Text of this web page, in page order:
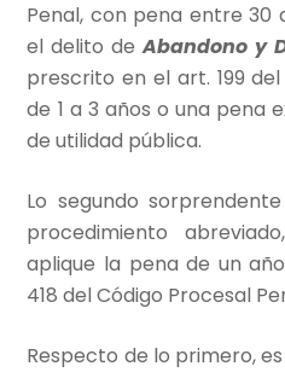
Penal, con pena entre 30
el delito deAbandono y
prescrito en el art. 199
de 1 a 3 años o una pena
de utilidad pública.
Lo segundo
procedimiento
aplique la pena de un
418 del Código Procesal
Respecto de lo primero,